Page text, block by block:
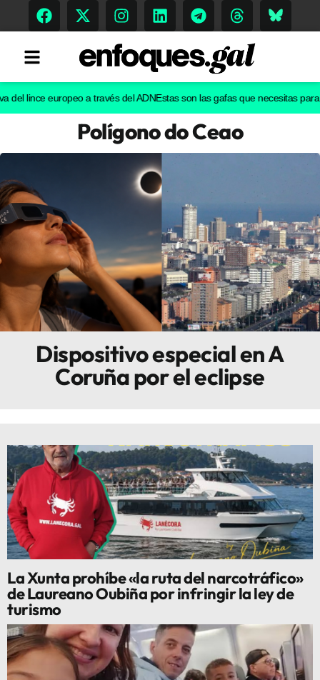
Gastronomía
Escenarios
Sostenibilidad
Innova
europeo a través del ADNEstas son las gafas que necesitas para ver
Polígono do Ceao
Dispositivo especial en A
Coruña por el eclipse
La Xunta prohíbe «la ruta del narcotráfico»
de Laureano Oubiña por infringir la ley de
turismo